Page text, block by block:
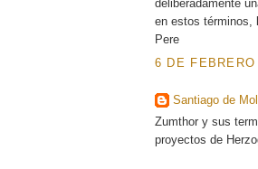
deliberadamente
en estos términos,
Pere
6 DE
Santiago de
Zumthor y sus
proyectos de